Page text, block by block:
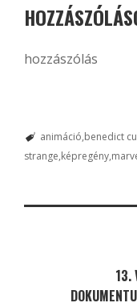
hozzászólás
animáció benedict
strange képregény
13.